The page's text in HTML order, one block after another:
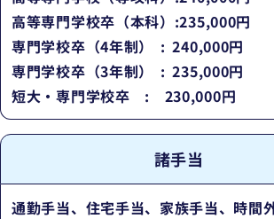
高等専門学校卒（本科） :235,000円
専門学校卒（4年制）
: 240,000円
専門学校卒（3年制）
: 235,000円
短大・専門学校卒
: 230,000円
諸手当
通勤手当、住宅手当、家族手当、時間